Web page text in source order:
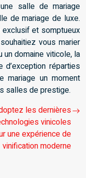
salle de mariage
de mariage de luxe.
et somptueux
vous marier
un domaine viticole, la
réparties
mariage un moment
salles de prestige.
les dernières
vinicoles
une expérience de
vinification moderne